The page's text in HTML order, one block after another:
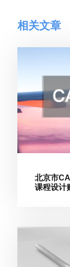
相关文章
北京市
课程设计